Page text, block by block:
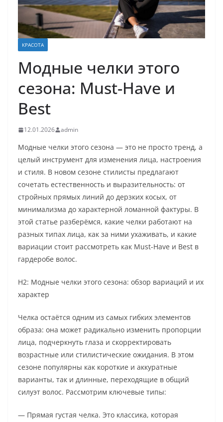
КРАСОТА
Модные челки этого
сезона: Must-Have и
Best
12.01.2026 admin
Модные челки этого сезона — это не просто тренд, а
целый инструмент для изменения лица, настроения
и стиля. В новом сезоне стилисты предлагают
сочетать естественность и выразительность: от
стройных прямых линий до дерзких косых, от
минимализма до характерной ломанной фактуры. В
этой статье разберёмся, какие челки работают на
разных типах лица, как за ними ухаживать, и какие
вариации стоит рассмотреть как Must-Have и Best в
гардеробе волос.
H2: Модные челки этого сезона: обзор вариаций и их
характер
Челка остаётся одним из самых гибких элементов
образа: она может радикально изменить пропорции
лица, подчеркнуть глаза и скорректировать
возрастные или стилистические ожидания. В этом
сезоне популярны как короткие и аккуратные
варианты, так и длинные, переходящие в общий
силуэт волос. Рассмотрим ключевые типы:
— Прямая густая челка. Это классика, которая